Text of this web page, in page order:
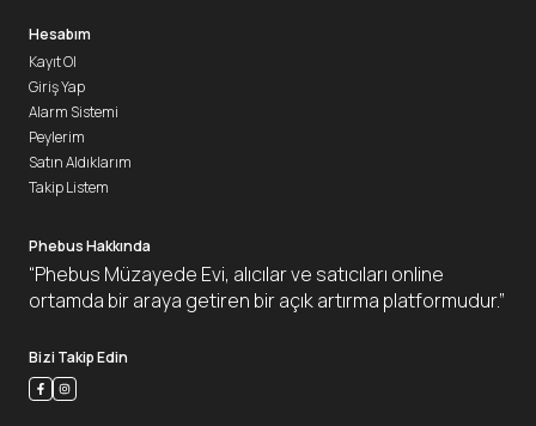
Phebus Hakkında
“Phebus Müzayede Evi, alıcılar ve satıcıları online
ortamda bir araya getiren bir açık artırma platformudur.”
Bizi Takip Edin
Hesabım
Kayıt Ol
Giriş Yap
Alarm Sistemi
Peylerim
Satın Aldıklarım
Takip Listem